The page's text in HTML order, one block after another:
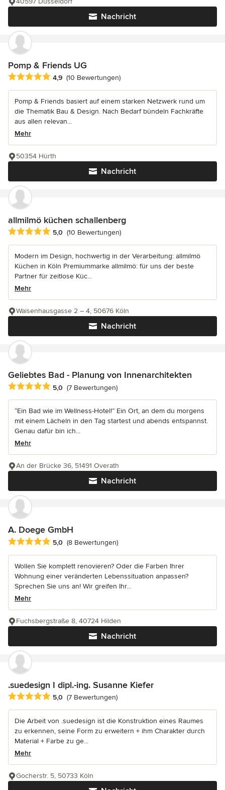
Nachricht
Pomp & Friends UG
Durchschnittliche Bewertung: 4.9 von 5 Sternen
4,9 (10 Bewertungen)
Pomp & Friends basiert auf einem starken Netzwerk rund um
die Thematik Bau & Design. Nach Bedarf bündeln Fachkräfte
aus allen relevan...
Mehr
Nachricht
50354 Hürth
allmilmö küchen schallenberg
Durchschnittliche Bewertung: 5 von 5 Sternen
5,0 (10 Bewertungen)
Modern im Design, hochwertig in der Verarbeitung: allmilmö
Küchen in Köln Premiummarke allmilmö: für uns der beste
Partner für zeitlose Küc...
Mehr
Nachricht
Waisenhausgasse 2 – 4, 50676 Köln
Geliebtes Bad - Planung von Innenarchitekten
Durchschnittliche Bewertung: 5 von 5 Sternen
5,0 (7 Bewertungen)
“Ein Bad wie im Wellness-Hotel!” Ein Ort, an dem du morgens
mit einem Lächeln in den Tag startest und abends entspannst.
Genau dafür bin ich...
Mehr
Nachricht
An der Brücke 36, 51491 Overath
A. Doege GmbH
Durchschnittliche Bewertung: 5 von 5 Sternen
5,0 (8 Bewertungen)
Wollen Sie komplett renovieren? Oder die Farben Ihrer
Wohnung einer veränderten Lebenssituation anpassen?
Sprechen Sie uns an! Wir greifen Ihr...
Mehr
Nachricht
Fuchsbergstraße 8, 40724 Hilden
.suedesign I dipl.-ing. Susanne Kiefer
Durchschnittliche Bewertung: 5 von 5 Sternen
5,0 (7 Bewertungen)
Die Arbeit von .suedesign ist die Konstruktion eines Raumes
zu erkennen, seine Form zu erweitern + ihm Charakter durch
Material + Farbe zu ge...
Mehr
Gocherstr. 5, 50733 Köln